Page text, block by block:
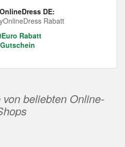
DE:
Rabatt
Rabatt
Gutschein
beliebten Online-